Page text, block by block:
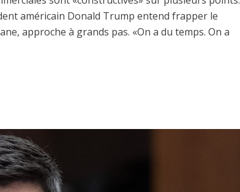
américain Donald Trump entend frapper le
approche à grands pas. «On a du temps. On a